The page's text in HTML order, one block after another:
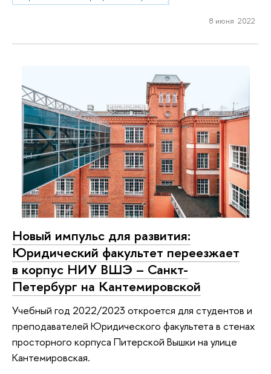
8 июня 2022
Новый импульс для развития:
Юридический факультет переезжает
в корпус НИУ ВШЭ – Санкт-
Петербург на Кантемировской
Учебный год 2022/2023 откроется для студентов и
преподавателей Юридического факультета в стенах
просторного корпуса Питерской Вышки на улице
Кантемировская.